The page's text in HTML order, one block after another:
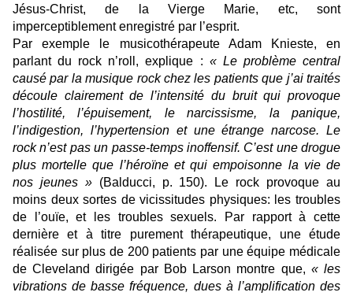
Jésus-Christ, de la Vierge Marie, etc, sont
imperceptiblement enregistré par l’esprit.
Par exemple le musicothérapeute Adam Knieste, en
parlant du rock n’roll, explique : « Le problème central
causé par la musique rock chez les patients que j’ai traités
découle clairement de l’intensité du bruit qui provoque
l’hostilité, l’épuisement, le narcissisme, la panique,
l’indigestion, l’hypertension et une étrange narcose. Le
rock n’est pas un passe-temps inoffensif. C’est une drogue
plus mortelle que l’héroïne et qui empoisonne la vie de
nos jeunes »(Balducci, p. 150). Le rock provoque au
moins deux sortes de vicissitudes physiques: les troubles
de l’ouïe, et les troubles sexuels. Par rapport à cette
dernière et à titre purement thérapeutique, une étude
réalisée sur plus de 200 patients par une équipe médicale
de Cleveland dirigée par Bob Larson montre que, « les
vibrations de basse fréquence, dues à l’amplification des